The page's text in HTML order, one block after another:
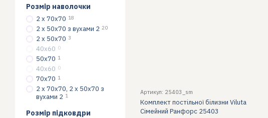
Артикул: 25403_sm
Комплект постільної білизни Viluta
Сімейний Ранфорс 25403
Розмір наволочки
2 х 70х70 18
2 х 50х70 з вухами 2 20
2 х 50х70 3
40х60 0
50х70 1
40x60 0
70х70 1
2 х 70х70, 2 х 50х70 з
вухами 2 1
Розмір підковдри